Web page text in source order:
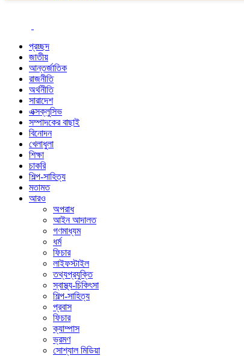
প্রচ্ছদ
জাতীয়
আন্তর্জাতিক
রাজনীতি
অর্থনীতি
সারাদেশ
এক্সক্লুসিভ
সম্পাদকের বাছাই
বিনোদন
খেলাধুলা
শিক্ষা
চাকরি
শিল্প-সাহিত্য
মতামত
আরও
অপরাধ
আইন আদালত
গণমাধ্যম
ধর্ম
ফিচার
লাইফস্টাইল
তথ্যপ্রযুক্তি
স্বাস্থ্য-চিকিৎসা
শিল্প-সাহিত্য
প্রবাস
ফিচার
ক্যাম্পাস
ভ্রমণ
সোশ্যাল মিডিয়া